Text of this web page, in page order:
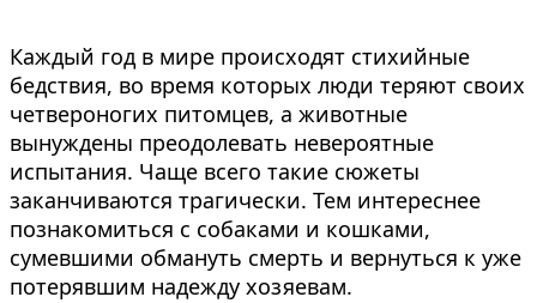
Каждый год в мире происходят стихийные
бедствия, во время которых люди теряют своих
четвероногих питомцев, а животные
вынуждены преодолевать невероятные
испытания. Чаще всего такие сюжеты
заканчиваются трагически. Тем интереснее
познакомиться с собаками и кошками,
сумевшими обмануть смерть и вернуться к уже
потерявшим надежду хозяевам.